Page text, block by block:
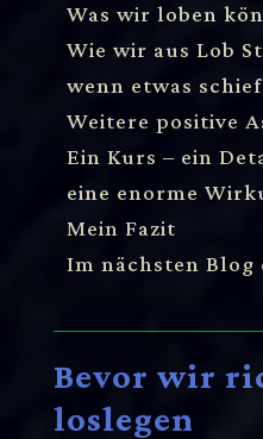
Was wir loben
Wie wir aus Lob
wenn etwas
Weitere positive
Ein Kurs – ein
eine enorme
Mein Fazit
Im nächsten Blog
Bevor wir
loslegen